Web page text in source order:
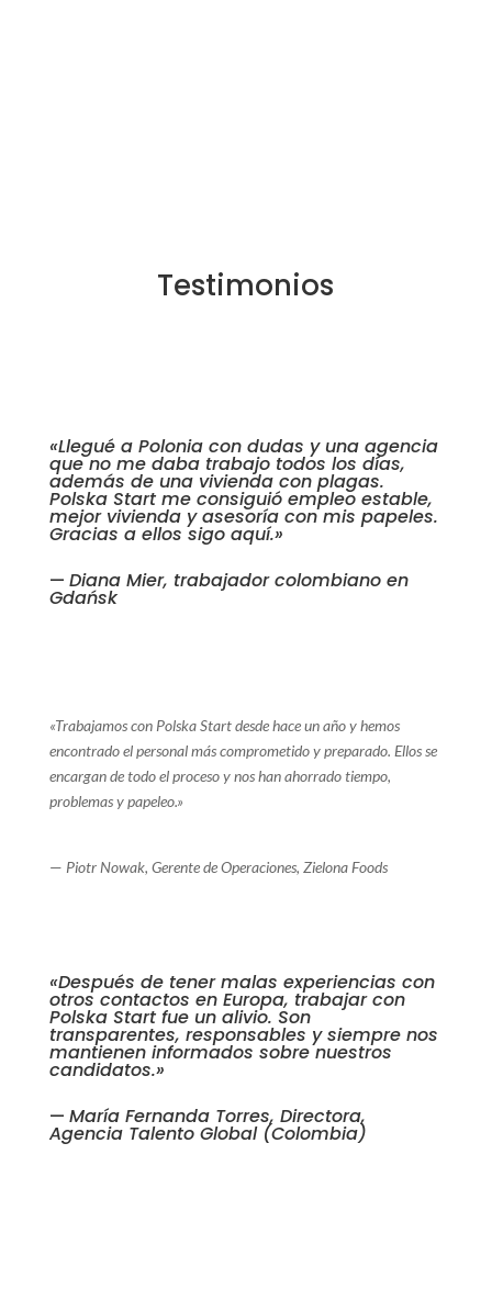
Testimonios
«Llegué a Polonia con dudas y una agencia
que no me daba trabajo todos los días,
además de una vivienda con plagas.
Polska Start me consiguió empleo estable,
mejor vivienda y asesoría con mis papeles.
Gracias a ellos sigo aquí.»
— Diana Mier, trabajador colombiano en
Gdańsk
«Trabajamos con Polska Start desde hace un año y hemos
encontrado el personal más comprometido y preparado. Ellos se
encargan de todo el proceso y nos han ahorrado tiempo,
problemas y papeleo.»
— Piotr Nowak, Gerente de Operaciones, Zielona Foods
«Después de tener malas experiencias con
otros contactos en Europa, trabajar con
Polska Start fue un alivio. Son
transparentes, responsables y siempre nos
mantienen informados sobre nuestros
candidatos.»
— María Fernanda Torres, Directora,
Agencia Talento Global (Colombia)